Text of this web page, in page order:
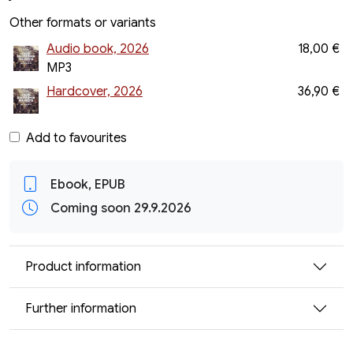
Other formats or variants
Audio book, 2026
MP3
18,00 €
Hardcover, 2026 36,90 €
Add to favourites
Ebook, EPUB
Coming soon 29.9.2026
Product information
Further information